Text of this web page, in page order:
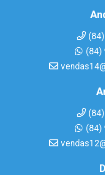
(84)
(84)